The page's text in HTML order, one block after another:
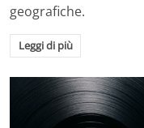
geografiche.
Leggi di più